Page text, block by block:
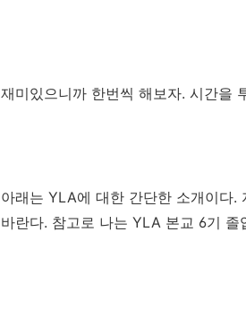
재미있으니까 한번씩 해보자. 시간을
아래는 YLA에 대한 간단한 소개이다
바란다. 참고로 나는 YLA 본교 6기 졸